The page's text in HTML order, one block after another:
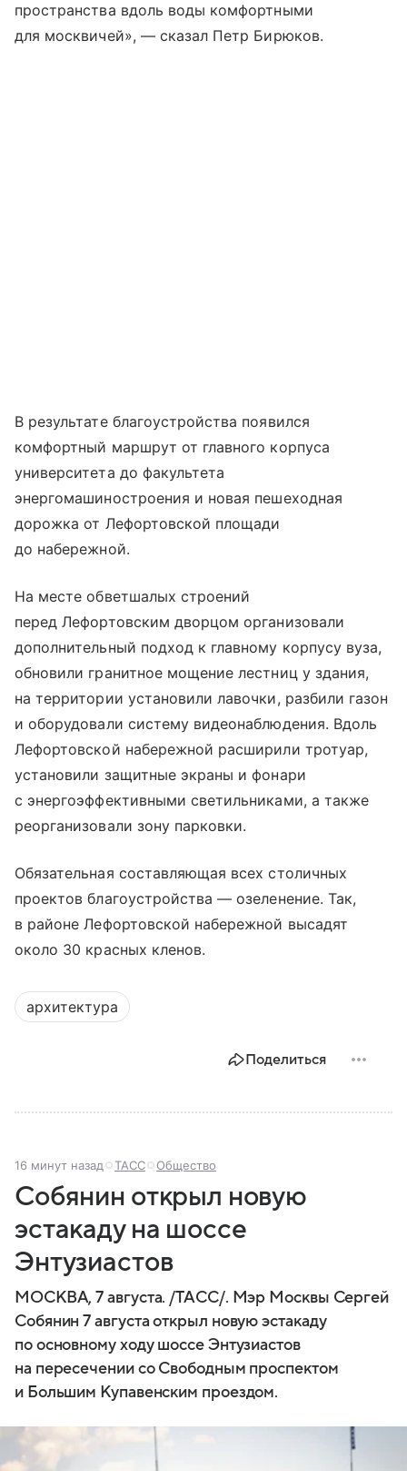
пространства вдоль воды комфортными
для москвичей», — сказал Петр Бирюков.
В результате благоустройства появился
комфортный маршрут от главного корпуса
университета до факультета
энергомашиностроения и новая пешеходная
дорожка от Лефортовской площади
до набережной.
На месте обветшалых строений
перед Лефортовским дворцом организовали
дополнительный подход к главному корпусу вуза,
обновили гранитное мощение лестниц у здания,
на территории установили лавочки, разбили газон
и оборудовали систему видеонаблюдения. Вдоль
Лефортовской набережной расширили тротуар,
установили защитные экраны и фонари
с энергоэффективными светильниками, а также
реорганизовали зону парковки.
Обязательная составляющая всех столичных
проектов благоустройства — озеленение. Так,
в районе Лефортовской набережной высадят
около 30 красных кленов.
архитектура
Поделиться
16 минут назад ТАСС Общество
Собянин открыл новую
эстакаду на шоссе
Энтузиастов
МОСКВА, 7 августа. /ТАСС/. Мэр Москвы Сергей
Собянин 7 августа открыл новую эстакаду
по основному ходу шоссе Энтузиастов
на пересечении со Свободным проспектом
и Большим Купавенским проездом.